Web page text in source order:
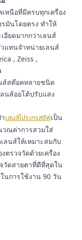
หนือที่มีครบทุกเครื่อง
มันโดยตรง ทำให้
อียดมากกว่าเลนส์
แทนจำหน่ายเลนส์
, Zeiss ,
ส์สต๊อคหลายชนิด
นส์ออโต้ปรับแสง
เลนส์โปรเกรสซีฟเป็น
วณค่าการสวมใส่
ลนส์ให้เหมาะสมกับ
รวจวัดด้วยเครื่อง
วัดสายตาที่ดีที่สุดใน
นการใช้งาน 90 วัน